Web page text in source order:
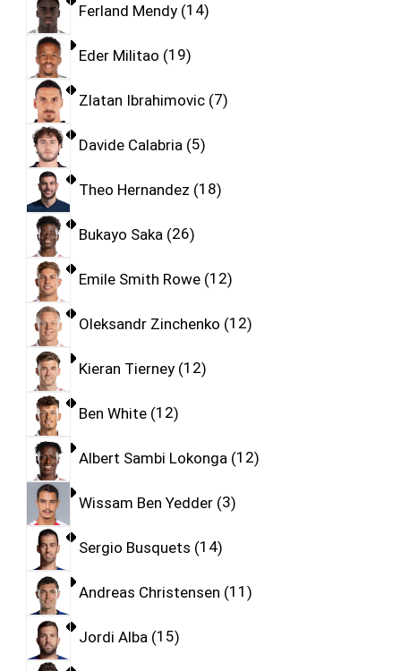
Ferland Mendy 14
Eder Militao 19
Zlatan Ibrahimovic 7
Davide Calabria 5
Theo Hernandez 18
Bukayo Saka 26
Emile Smith Rowe 12
Oleksandr Zinchenko 12
Kieran Tierney 12
Ben White 12
Albert Sambi Lokonga 12
Wissam Ben Yedder 3
Sergio Busquets 14
Andreas Christensen 11
Jordi Alba 15